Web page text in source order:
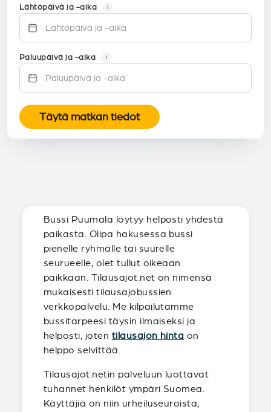
Lähtöpäivä ja -aika i
Paluupäivä ja -aika i
Täytä matkan tiedot
Bussi Puumala löytyy helposti yhdestä
paikasta. Olipa hakusessa bussi
pienelle ryhmälle tai suurelle
seurueelle, olet tullut oikeaan
paikkaan. Tilausajot.net on nimensä
mukaisesti tilausajobussien
verkkopalvelu. Me kilpailutamme
bussitarpeesi täysin ilmaiseksi ja
helposti, joten tilausajon hinta on
helppo selvittää.
Tilausajot.netin palveluun luottavat
tuhannet henkilöt ympäri Suomea.
Käyttäjiä on niin urheiluseuroista,